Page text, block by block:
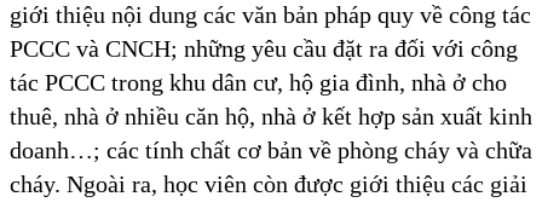
giới thiệu nội dung các văn bản pháp quy về công tác
PCCC và CNCH; những yêu cầu đặt ra đối với công
tác PCCC trong khu dân cư, hộ gia đình, nhà ở cho
thuê, nhà ở nhiều căn hộ, nhà ở kết hợp sản xuất kinh
doanh…; các tính chất cơ bản về phòng cháy và chữa
cháy. Ngoài ra, học viên còn được giới thiệu các giải